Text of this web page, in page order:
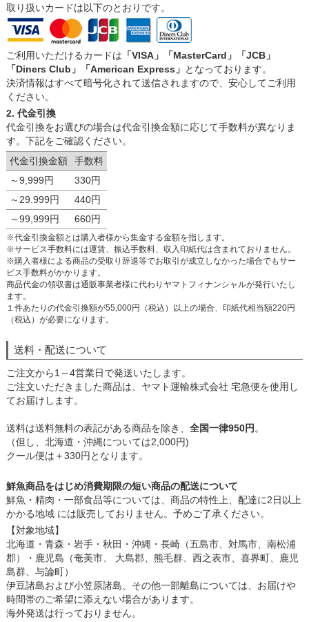
取り扱いカードは以下のとおりです。
ご利用いただけるカードは 「VISA」「MasterCard」「JCB」
「Diners Club」「American Express」 となっております。
決済情報はすべて暗号化されて送信されますので、安心してご利用
ください。
2. 代金引換
代金引換をお選びの場合は代金引換金額に応じて手数料が異なりま
す。下記をご確認ください。
代金引換金額
手数料
～9,999円
330円
～29.999円
440円
～99,999円
660円
※代金引換金額とは購入者様から集金する金額を指します。
※サービス手数料には運賃、振込手数料、収入印紙代は含まれておりません。
※購入者様による商品の受取り辞退等でお取引が成立しなかった場合でもサー
ビス手数料がかかります。
商品代金の領収書は通販事業者様に代わりヤマトフィナンシャルが発行いたし
ます。
１件あたりの代金引換額が55,000円（税込）以上の場合、印紙代相当額220円
（税込）が必要になります。
送料・配送について
ご注文から1～4営業日で発送いたします。
ご注文いただきました商品は、ヤマト運輸株式会社 宅急便を使用し
てお届けします。
送料は送料無料の表記がある商品を除き、 全国一律950円 。
（但し、北海道・沖縄については2,000円)
クール便は＋330円となります。
鮮魚商品をはじめ消費期限の短い商品の配送について
鮮魚・精肉・一部食品等については、商品の特性上、配達に2日以上
かかる地域 には販売しておりません。予めご了承ください。
【対象地域】
北海道・青森・岩手・秋田・沖縄・長崎（五島市、対馬市、南松浦
郡）・鹿児島（奄美市、 大島郡、熊毛群、西之表市、喜界町、鹿児
島群、与論町）
伊豆諸島および小笠原諸島、その他一部離島については、お届けや
時間帯のご希望に添えない場合があります。
海外発送は行っておりません。